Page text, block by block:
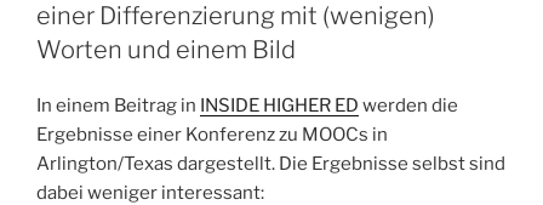
einer Differenzierung mit (wenigen)
Worten und einem Bild
In einem Beitrag in INSIDE HIGHER ED werden die
Ergebnisse einer Konferenz zu MOOCs in
Arlington/Texas dargestellt. Die Ergebnisse selbst sind
dabei weniger interessant: